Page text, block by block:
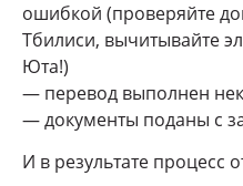
ошибкой (проверяйте
Тбилиси, вычитывайте
Юта!)
— перевод выполнен
— документы поданы с
И в результате процесс